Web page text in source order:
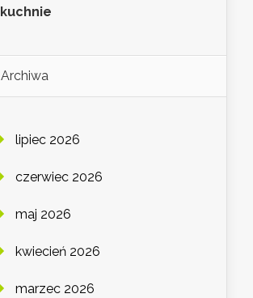
kuchnie
Archiwa
lipiec 2026
czerwiec 2026
maj 2026
kwiecień 2026
marzec 2026